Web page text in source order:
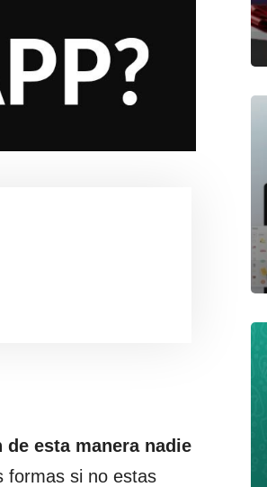
esta manera nadie
formas si no estas